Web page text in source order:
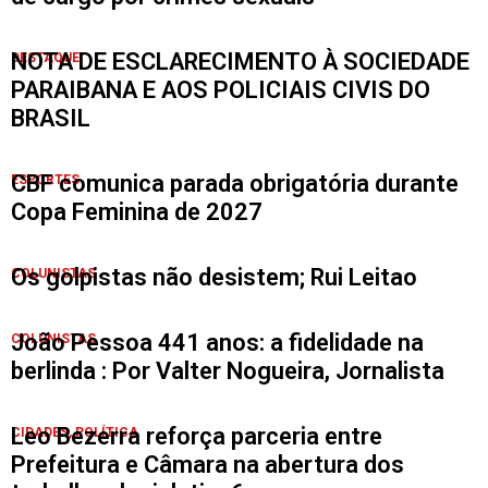
DESTAQUE
NOTA DE ESCLARECIMENTO À SOCIEDADE
PARAIBANA E AOS POLICIAIS CIVIS DO
BRASIL
ESPORTES
CBF comunica parada obrigatória durante
Copa Feminina de 2027
COLUNISTAS
Os golpistas não desistem; Rui Leitao
COLUNISTAS
João Pessoa 441 anos: a fidelidade na
berlinda : Por Valter Nogueira, Jornalista
CIDADES,POLÍTICA
Leo Bezerra reforça parceria entre
Prefeitura e Câmara na abertura dos